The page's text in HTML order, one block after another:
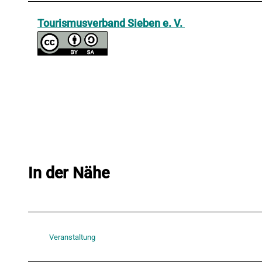
Tourismusverband Sieben e. V.
In der Nähe
Veranstaltung